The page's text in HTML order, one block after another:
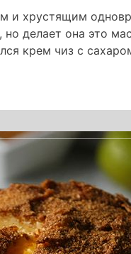
и хрустящим
делает она это
крем чиз с